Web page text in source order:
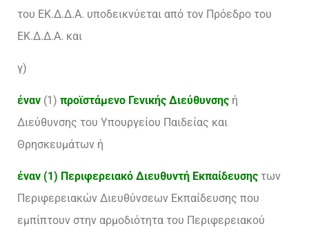
του ΕΚ.Δ.Δ.Α. υποδεικνύεται από τον Πρόεδρο του
ΕΚ.Δ.Δ.Α. και
γ)
έναν (1) προϊστάμενο Γενικής Διεύθυνσης ή
Διεύθυνσης του Υπουργείου Παιδείας και
Θρησκευμάτων ή
έναν (1) Περιφερειακό Διευθυντή Εκπαίδευσης των
Περιφερειακών Διευθύνσεων Εκπαίδευσης που
εμπίπτουν στην αρμοδιότητα του Περιφερειακού